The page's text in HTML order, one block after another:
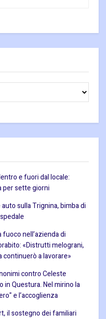
e fuori dal locale:
per sette giorni
sulla Trignina, bimba di
fuoco nell’azienda di
«Distrutti melograni,
continuerò a lavorare»
contro Celeste
in Questura. Nel mirino la
e l’accoglienza
il sostegno dei familiari